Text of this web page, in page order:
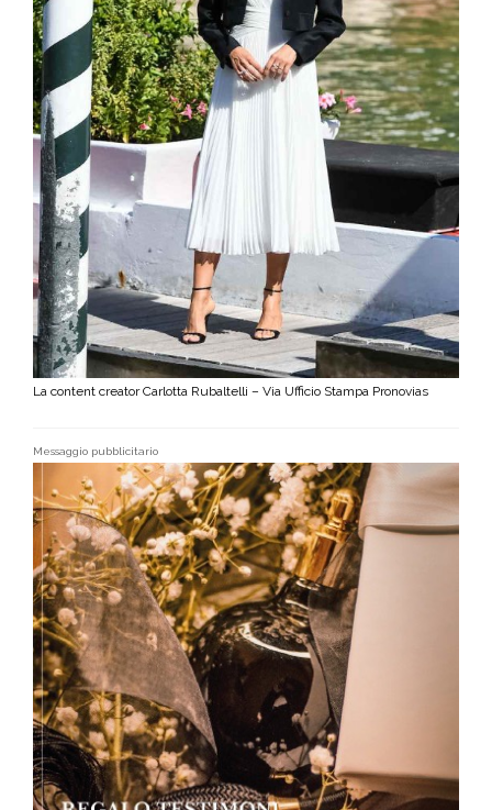
La content creator Carlotta Rubaltelli – Via Ufficio Stampa Pronovias
Messaggio pubblicitario